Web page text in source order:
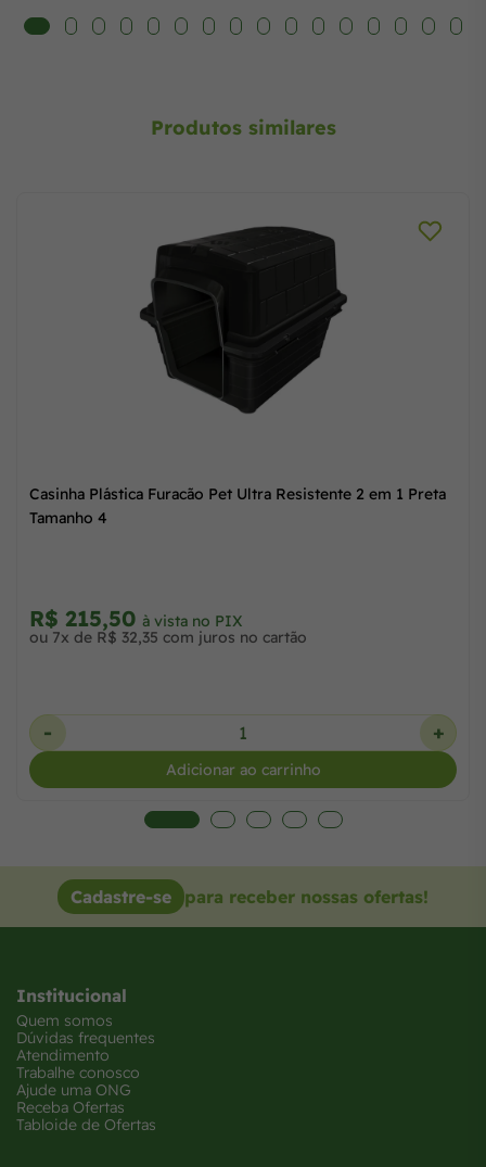
Produtos similares
2 em 1 Preta
Casinha Plástica Furacão Pet Ultra
R$ 259,60
ou 9x de R$ 30,31 com juros no cartão
Adicionar ao carrinho
Cadastre-se para receber nossas ofertas!
Institucional
Quem somos
Dúvidas frequentes
Atendimento
Trabalhe conosco
Ajude uma ONG
Receba Ofertas
Tabloide de Ofertas